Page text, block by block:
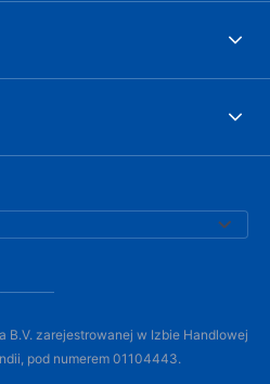
B.V. zarejestrowanej w Izbie Handlowej
pod numerem 01104443.